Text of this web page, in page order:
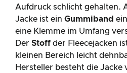
Aufdruck schlicht gehalten.
Jacke ist ein Gummiband
eine Klemme im Umfang
Der Stoff der Fleecejacken
kleinen Bereich leicht
Hersteller besteht die Jacke